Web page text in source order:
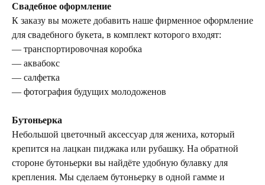
Свадебное оформление
К заказу вы можете добавить наше фирменное оформление
для свадебного букета, в комплект которого входят:
— транспортировочная коробка
— аквабокс
— салфетка
— фотография будущих молодоженов
Бутоньерка
Небольшой цветочный аксессуар для жениха, который
крепится на лацкан пиджака или рубашку. На обратной
стороне бутоньерки вы найдёте удобную булавку для
крепления. Мы сделаем бутоньерку в одной гамме и